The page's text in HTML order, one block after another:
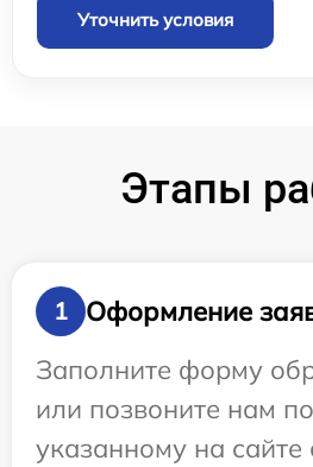
Уточнить условия
Этапы
1
Оформление
Заполните форму
или позвоните нам
указанному на сайте